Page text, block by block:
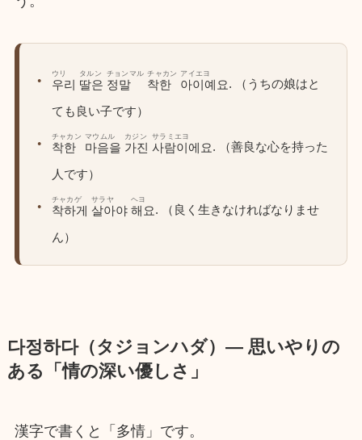
우리
ウリ
딸은
タルン
정말
チョンマル
착한
チャカン
아이예요
アイエヨ
. （うちの娘はと
ても良い子です）
착한
チャカン
마음을
マウムル
가진
カジン
사람이에요
サラミエヨ
. （善良な心を持った
人です）
착하게
チャカゲ
살아야
サラヤ
해요
ヘヨ
. （良く生きなければなりませ
ん）
다정하다（タジョンハダ）― 思いやりの
ある「情の深い優しさ」
漢字で書くと「多情」です。